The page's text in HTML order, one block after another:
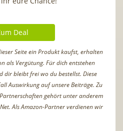
Deal
Seite ein Produkt kaufst, erhalten
als Vergütung. Für dich entstehen
dir bleibt frei wo du bestellst. Diese
Auswirkung auf unsere Beiträge. Zu
gehört unter anderem
Als Amazon-Partner verdienen wir